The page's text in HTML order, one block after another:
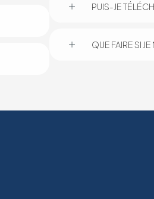
PUIS-JE
QUE FAIRE SI